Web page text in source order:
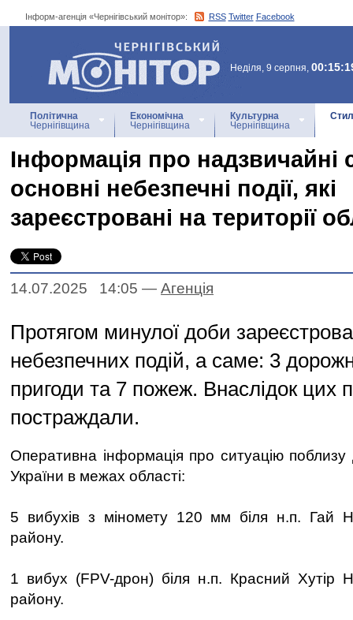
Інформ-агенція «Чернігівський монітор»: RSS Twitter Facebook
Інформ-агенція
«Чернігівський монітор»
Неділя, 9 серпня,
Політична
Чернігівщина
Економічна
Чернігівщина
Культурна
Чернігівщина
Інформація про надзвичайні
основні небезпечні події, які
зареєстровані на території
14.07.2025 14:05 — Агенцiя
Протягом минулої доби
небезпечних подій, а саме: 3
пригоди та 7 пожеж. Внаслідок цих
постраждали.
Оперативна інформація про ситуацію
України в межах області:
5 вибухів з міномету 120 мм біля н.п. Гай
району.
1 вибух (FPV-дрон) біля н.п. Красний Хутір
району.